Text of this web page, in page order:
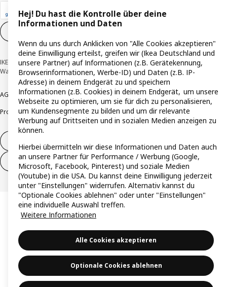
IKEA Deutschland GmbH & Co. KG - Am Wandersmann 2-4, 65719 Hofheim-
Wallau © Inter IKEA Systems B.V. 1999-2026
AGB BarrierefreiheitCookie-RichtlinieDatenschutzerklärungImpressum
ProduktrückrufeResponsible DisclosureVertrauensstelle
Vertrag widerrufen (Services & Leistungen)
Hej! Du hast die Kontrolle über deine
Informationen und Daten
Wenn du uns durch Anklicken von "Alle Cookies akzeptieren"
deine Einwilligung erteilst, greifen wir (Ikea Deutschland und
unsere Partner) auf Informationen (z.B. Gerätekennung,
Browserinformationen, Werbe-ID) und Daten (z.B. IP-
Adresse) in deinem Endgerät zu und speichern
Informationen (z.B. Cookies) in deinem Endgerät, um unsere
Webseite zu optimieren, um sie für dich zu personalisieren,
um Kundensegmente zu bilden und um dir relevante
Werbung auf Drittseiten und in sozialen Medien anzeigen zu
können.
Hierbei übermitteln wir diese Informationen und Daten auch
an unsere Partner für Performance / Werbung (Google,
Microsoft, Facebook, Pinterest) und soziale Medien
(Youtube) in die USA. Du kannst deine Einwilligung jederzeit
unter "Einstellungen" widerrufen. Alternativ kannst du
"Optionale Cookies ablehnen" oder unter "Einstellungen"
eine individuelle Auswahl treffen.
Weitere Informationen
Alle Cookies akzeptieren
Optionale Cookies ablehnen